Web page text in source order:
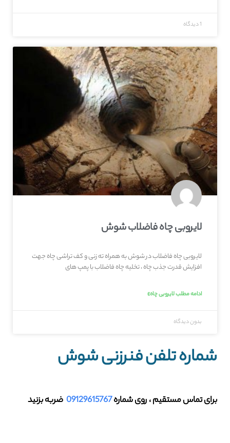
1 دیدگاه
لایروبی چاه فاضلاب شوش
لایروبی چاه فاضلاب در شوش به همراه ته زنی و کف تراشی چاه جهت
افزایش قدرت جذب چاه ، تخلیه چاه فاضلاب با پمپ های
ادامه مطلب لایروبی چاه»
بدون دیدگاه
شماره تلفن فنرزنی شوش
برای تماس مستقیم ، روی شماره09129615767 ضربه بزنید